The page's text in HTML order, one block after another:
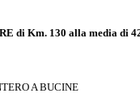
di Km. 130 alla media di
A BUCINE